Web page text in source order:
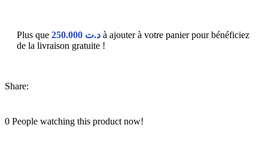
Plus que د.ت à ajouter à votre panier pour bénéficiez
de la livraison gratuite !
Share:
0 People watching this product now!